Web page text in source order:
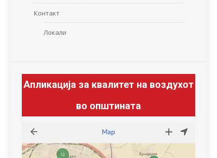
Контакт
Локали
Апликација за квалитет на воздухот
во општината